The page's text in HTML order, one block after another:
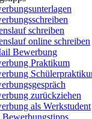
schreiben
online schreiben
Bewerbung
Praktikum
zurückziehen
als Werkstudent